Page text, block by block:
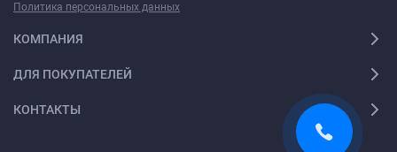
Политика персональных данных
КОМПАНИЯ
ДЛЯ ПОКУПАТЕЛЕЙ
КОНТАКТЫ